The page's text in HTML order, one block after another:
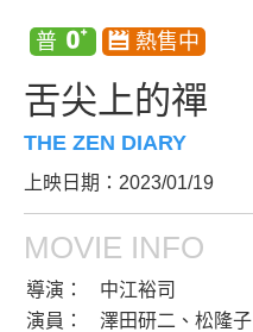
舌尖上的禪
THE ZEN DIARY
上映日期：2023/01/19
MOVIE INFO
導演：
中江裕司
演員：
澤田研二、松隆子